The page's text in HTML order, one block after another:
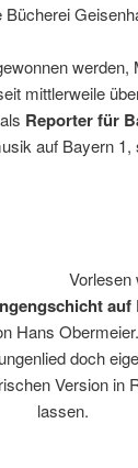
werden,
mittlerweile
Reporter für
auf Bayern 1,
Vorlesen
auf
Hans Obermeier.
doch
Version in
lassen.